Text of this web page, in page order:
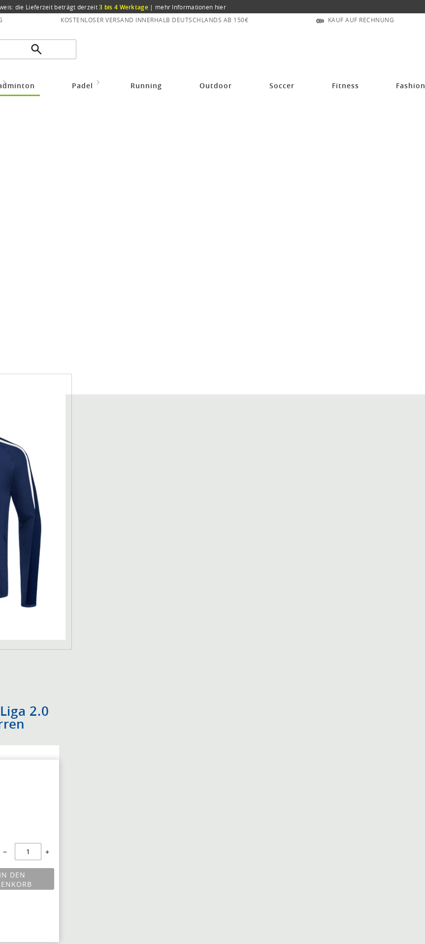
die Lieferzeit beträgt derzeit3 bis 4 Werktage | mehr Informationen hier
KOSTENLOSER VERSAND INNERHALB DEUTSCHLANDS AB 150€
KAUF AUF RECHNUNG
Padel Running Outdoor Soccer Fitness
Badmintonbekleidung Herren Erima Trainingsjacke Liga 2.0 dunkelblau/weiss Herren
2.0
− +
IN DEN